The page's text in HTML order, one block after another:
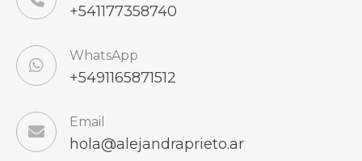
+541177358740
WhatsApp
+5491165871512
Email
hola@alejandraprieto.ar